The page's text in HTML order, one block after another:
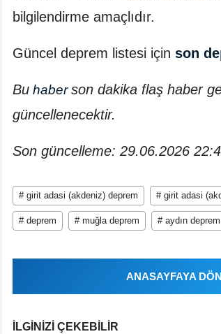
bilgilendirme amaçlıdır.
Güncel deprem listesi için son
Bu haberson dakika flaş haber
güncellenecektir.
Son güncelleme: 29.06.2026
# girit adasi (akdeniz) deprem # girit adasi
# deprem # muğla deprem # aydın deprem
ANASAYFAYA
İLGINIZI ÇEKEBILIR